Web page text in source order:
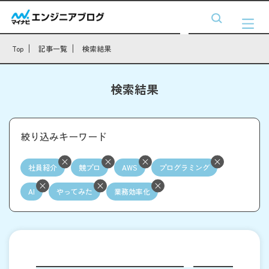
Top 記事一覧 検索結果
検索結果
絞り込みキーワード
社員紹介 競プロ AWS プログラミング
AI やってみた 業務効率化